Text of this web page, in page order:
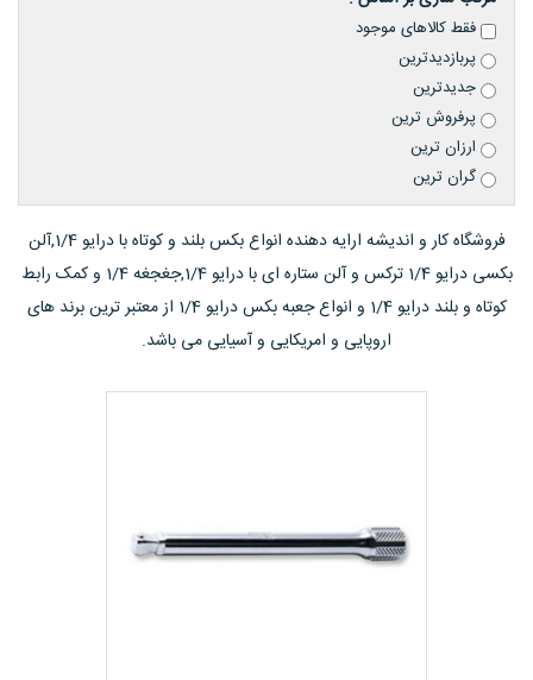
فقط کالاهای موجود
پربازدیدترین
جدیدترین
پرفروش ترین
ارزان ترین
گران ترین
فروشگاه کار و اندیشه ارایه دهنده انواع بکس بلند و کوتاه با درایو 1/4,آلن
بکسی درایو 1/4 ترکس و آلن ستاره ای با درایو 1/4,جغجغه 1/4 و کمک رابط
کوتاه و بلند درایو 1/4 و انواع جعبه بکس درایو 1/4 از معتبر ترین برند های
اروپایی و امریکایی و آسیایی می باشد.